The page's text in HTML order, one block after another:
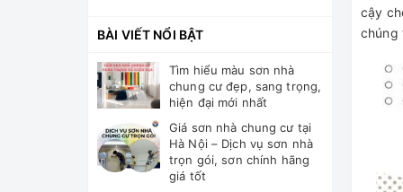
cậy
chúng
BÀI VIẾT NỔI BẬT
Tìm hiểu màu sơn nhà
chung cư đẹp, sang trọng,
hiện đại mới nhất
Giá sơn nhà chung cư tại
Hà Nội – Dịch vụ sơn nhà
trọn gói, sơn chính hãng
giá tốt